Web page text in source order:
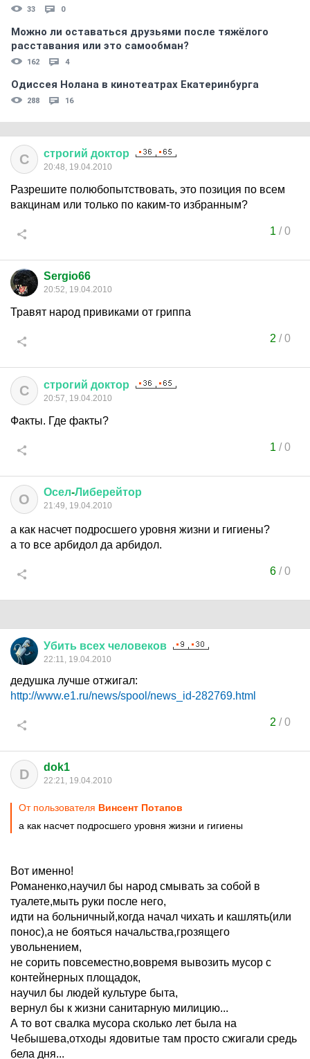
33 0
Можно ли оставаться друзьями после тяжёлого
расставания или это самообман?
162 4
Одиссея Нолана в кинотеатрах Екатеринбурга
288 16
С строгий доктор
20:48, 19.04.2010
Разрешите полюбопытствовать, это позиция по всем
вакцинам или только по каким-то избранным?
1 /0
Sergio66
20:52, 19.04.2010
Травят народ привиками от гриппа
2 /0
С строгий доктор
20:57, 19.04.2010
Факты. Где факты?
1 /0
О Осел-Либерейтор
21:49, 19.04.2010
а как насчет подросшего уровня жизни и гигиены?
а то все арбидол да арбидол.
6/0
Убить всех человеков
22:11, 19.04.2010
дедушка лучше отжигал:
http://www.e1.ru/news/spool/news_id-282769.html
2 /0
D dok1
22:21, 19.04.2010
От пользователя Винсент Потапов
а как насчет подросшего уровня жизни и гигиены
Вот именно!
Романенко,научил бы народ смывать за собой в
туалете,мыть руки после него,
идти на больничный,когда начал чихать и кашлять(или
понос),а не бояться начальства,грозящего
увольнением,
не сорить повсеместно,вовремя вывозить мусор с
контейнерных площадок,
научил бы людей культуре быта,
вернул бы к жизни санитарную милицию...
А то вот свалка мусора сколько лет была на
Чебышева,отходы ядовитые там просто сжигали средь
бела дня...